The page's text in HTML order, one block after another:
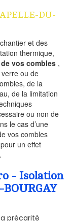
DU-
et des
thermique,
vos combles ,
verre ou de
de la
de la limitation
ou non de
le cas d’une
vos combles
un effet
- Isolation
précarité